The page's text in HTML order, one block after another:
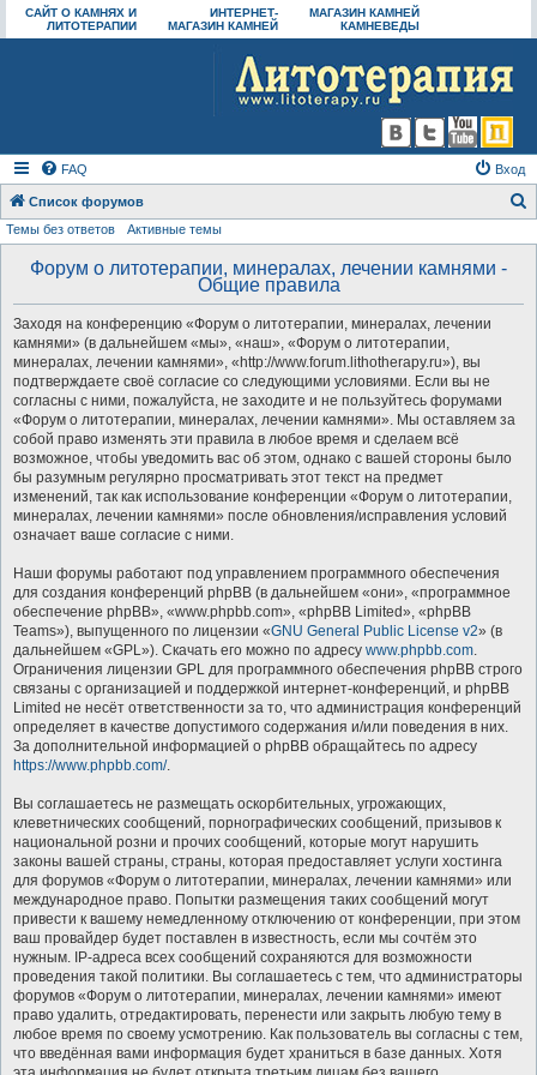
САЙТ О КАМНЯХ И
ЛИТОТЕРАПИИ
ИНТЕРНЕТ-
МАГАЗИН КАМНЕЙ
МАГАЗИН КАМНЕЙ
КАМНЕВЕДЫ
FAQ Вход
Список форумов
Темы без ответов Активные темы
Форум о литотерапии, минералах, лечении камнями -
Общие правила
Заходя на конференцию «Форум о литотерапии, минералах, лечении
камнями» (в дальнейшем «мы», «наш», «Форум о литотерапии,
минералах, лечении камнями», «http://www.forum.lithotherapy.ru»), вы
подтверждаете своё согласие со следующими условиями. Если вы не
согласны с ними, пожалуйста, не заходите и не пользуйтесь форумами
«Форум о литотерапии, минералах, лечении камнями». Мы оставляем за
собой право изменять эти правила в любое время и сделаем всё
возможное, чтобы уведомить вас об этом, однако с вашей стороны было
бы разумным регулярно просматривать этот текст на предмет
изменений, так как использование конференции «Форум о литотерапии,
минералах, лечении камнями» после обновления/исправления условий
означает ваше согласие с ними.
Наши форумы работают под управлением программного обеспечения
для создания конференций phpBB (в дальнейшем «они», «программное
обеспечение phpBB», «www.phpbb.com», «phpBB Limited», «phpBB
Teams»), выпущенного по лицензии «GNU General Public License v2» (в
дальнейшем «GPL»). Скачать его можно по адресу www.phpbb.com.
Ограничения лицензии GPL для программного обеспечения phpBB строго
связаны с организацией и поддержкой интернет-конференций, и phpBB
Limited не несёт ответственности за то, что администрация конференций
определяет в качестве допустимого содержания и/или поведения в них.
За дополнительной информацией о phpBB обращайтесь по адресу
https://www.phpbb.com/.
Вы соглашаетесь не размещать оскорбительных, угрожающих,
клеветнических сообщений, порнографических сообщений, призывов к
национальной розни и прочих сообщений, которые могут нарушить
законы вашей страны, страны, которая предоставляет услуги хостинга
для форумов «Форум о литотерапии, минералах, лечении камнями» или
международное право. Попытки размещения таких сообщений могут
привести к вашему немедленному отключению от конференции, при этом
ваш провайдер будет поставлен в известность, если мы сочтём это
нужным. IP-адреса всех сообщений сохраняются для возможности
проведения такой политики. Вы соглашаетесь с тем, что администраторы
форумов «Форум о литотерапии, минералах, лечении камнями» имеют
право удалить, отредактировать, перенести или закрыть любую тему в
любое время по своему усмотрению. Как пользователь вы согласны с тем,
что введённая вами информация будет храниться в базе данных. Хотя